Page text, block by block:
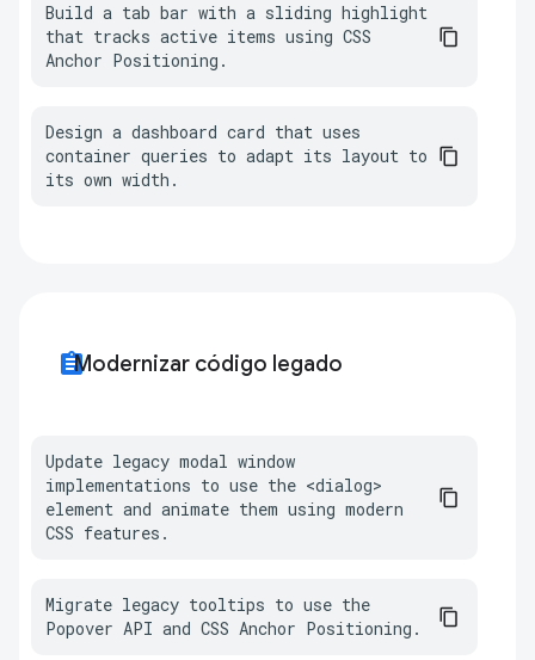
Build a tab bar with a sliding highlight
that tracks active items using CSS
Anchor Positioning.
Design a dashboard card that uses
container queries to adapt its layout to
its own width.
assignmentModernizar código legado
Update legacy modal window
implementations to use the <dialog>
element and animate them using modern
CSS features.
Migrate legacy tooltips to use the
Popover API and CSS Anchor Positioning.